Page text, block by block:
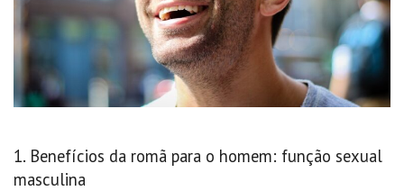
1. Benefícios da romã para o homem: função sexual
masculina